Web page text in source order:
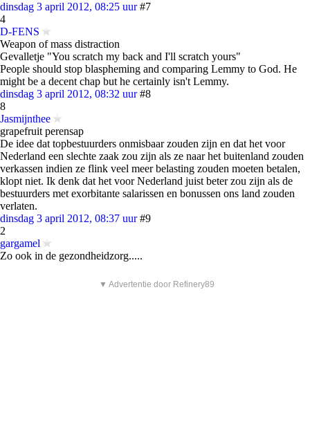
dinsdag 3 april 2012, 08:25 uur #7
4
D-FENS
Weapon of mass distraction
Gevalletje "You scratch my back and I'll scratch yours"
People should stop blaspheming and comparing Lemmy to God. He
might be a decent chap but he certainly isn't Lemmy.
dinsdag 3 april 2012, 08:32 uur #8
8
Jasmijnthee
grapefruit perensap
De idee dat topbestuurders onmisbaar zouden zijn en dat het voor
Nederland een slechte zaak zou zijn als ze naar het buitenland zouden
verkassen indien ze flink veel meer belasting zouden moeten betalen,
klopt niet. Ik denk dat het voor Nederland juist beter zou zijn als de
bestuurders met exorbitante salarissen en bonussen ons land zouden
verlaten.
dinsdag 3 april 2012, 08:37 uur #9
2
gargamel
Zo ook in de gezondheidzorg.....
▼ Advertentie door Refinery89